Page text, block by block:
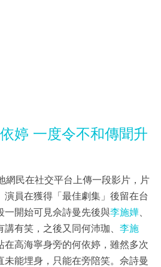
婷 一度令不和傳聞升
網民在社交平台上傳一段影片，片
演員在獲得「最佳劇集」後留在台
一開始可見佘詩曼先後與李施嬅、
有笑，之後又同何沛珈、 李施
在高海寧身旁的何依婷，雖然多次
未能埋身，只能在旁陪笑。佘詩曼